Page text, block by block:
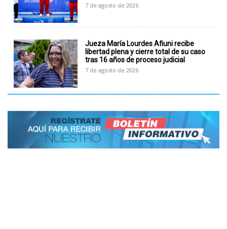
7 de agosto de 2026
Jueza María Lourdes Afiuni recibe
libertad plena y cierre total de su caso
tras 16 años de proceso judicial
7 de agosto de 2026